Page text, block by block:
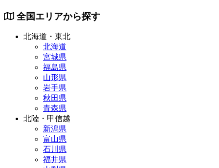
全国エリアから探す
北海道・東北
北海道
宮城県
福島県
山形県
岩手県
秋田県
青森県
北陸・甲信越
新潟県
富山県
石川県
福井県